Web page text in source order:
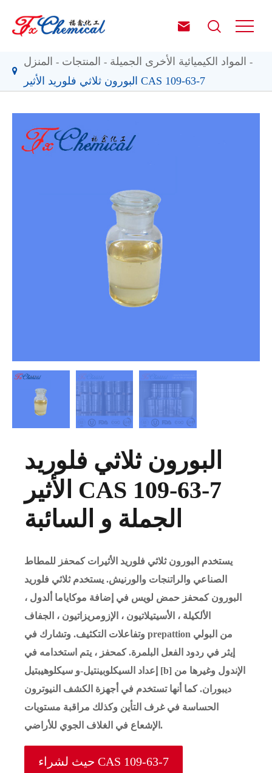
 
المنزل المنتجات
المواد الكيميائية الأخرى الجميلة
البورون ثلاثي فلوريد الأثير CAS 109-63-7
البورون ثلاثي فلوريد
الأثير CAS 109-63-7
الجملة و السائبة
يستخدم البورون ثلاثي فلوريد الأثيرات كمحفز للمطاط
الصناعي والراتنجات والورنيش. يستخدم ثلاثي فلوريد
البورون كمحفز حمض لويس في إضافة موكاياما ألدول ،
الألكيلة ، الأسيتيلاتيون ، الإزومريزاتيون ، الجفاف
وتفاعلات التكثيف. وتشارك في prepattion من البولي
إيثر في ردود الفعل البلمرة. كمحفز ، يتم استخدامه في
إعداد السيكلوبينتيل-و سيكلوهيبتيل [b] الإندول وغيرها من
ديبوران. كما أنها تستخدم في أجهزة الكشف النيوترون
الحساسة في غرف التأين وكذلك مراقبة مستويات
الإشعاع في الغلاف الجوي للأراضي.
حيث لشراء CAS 109-63-7